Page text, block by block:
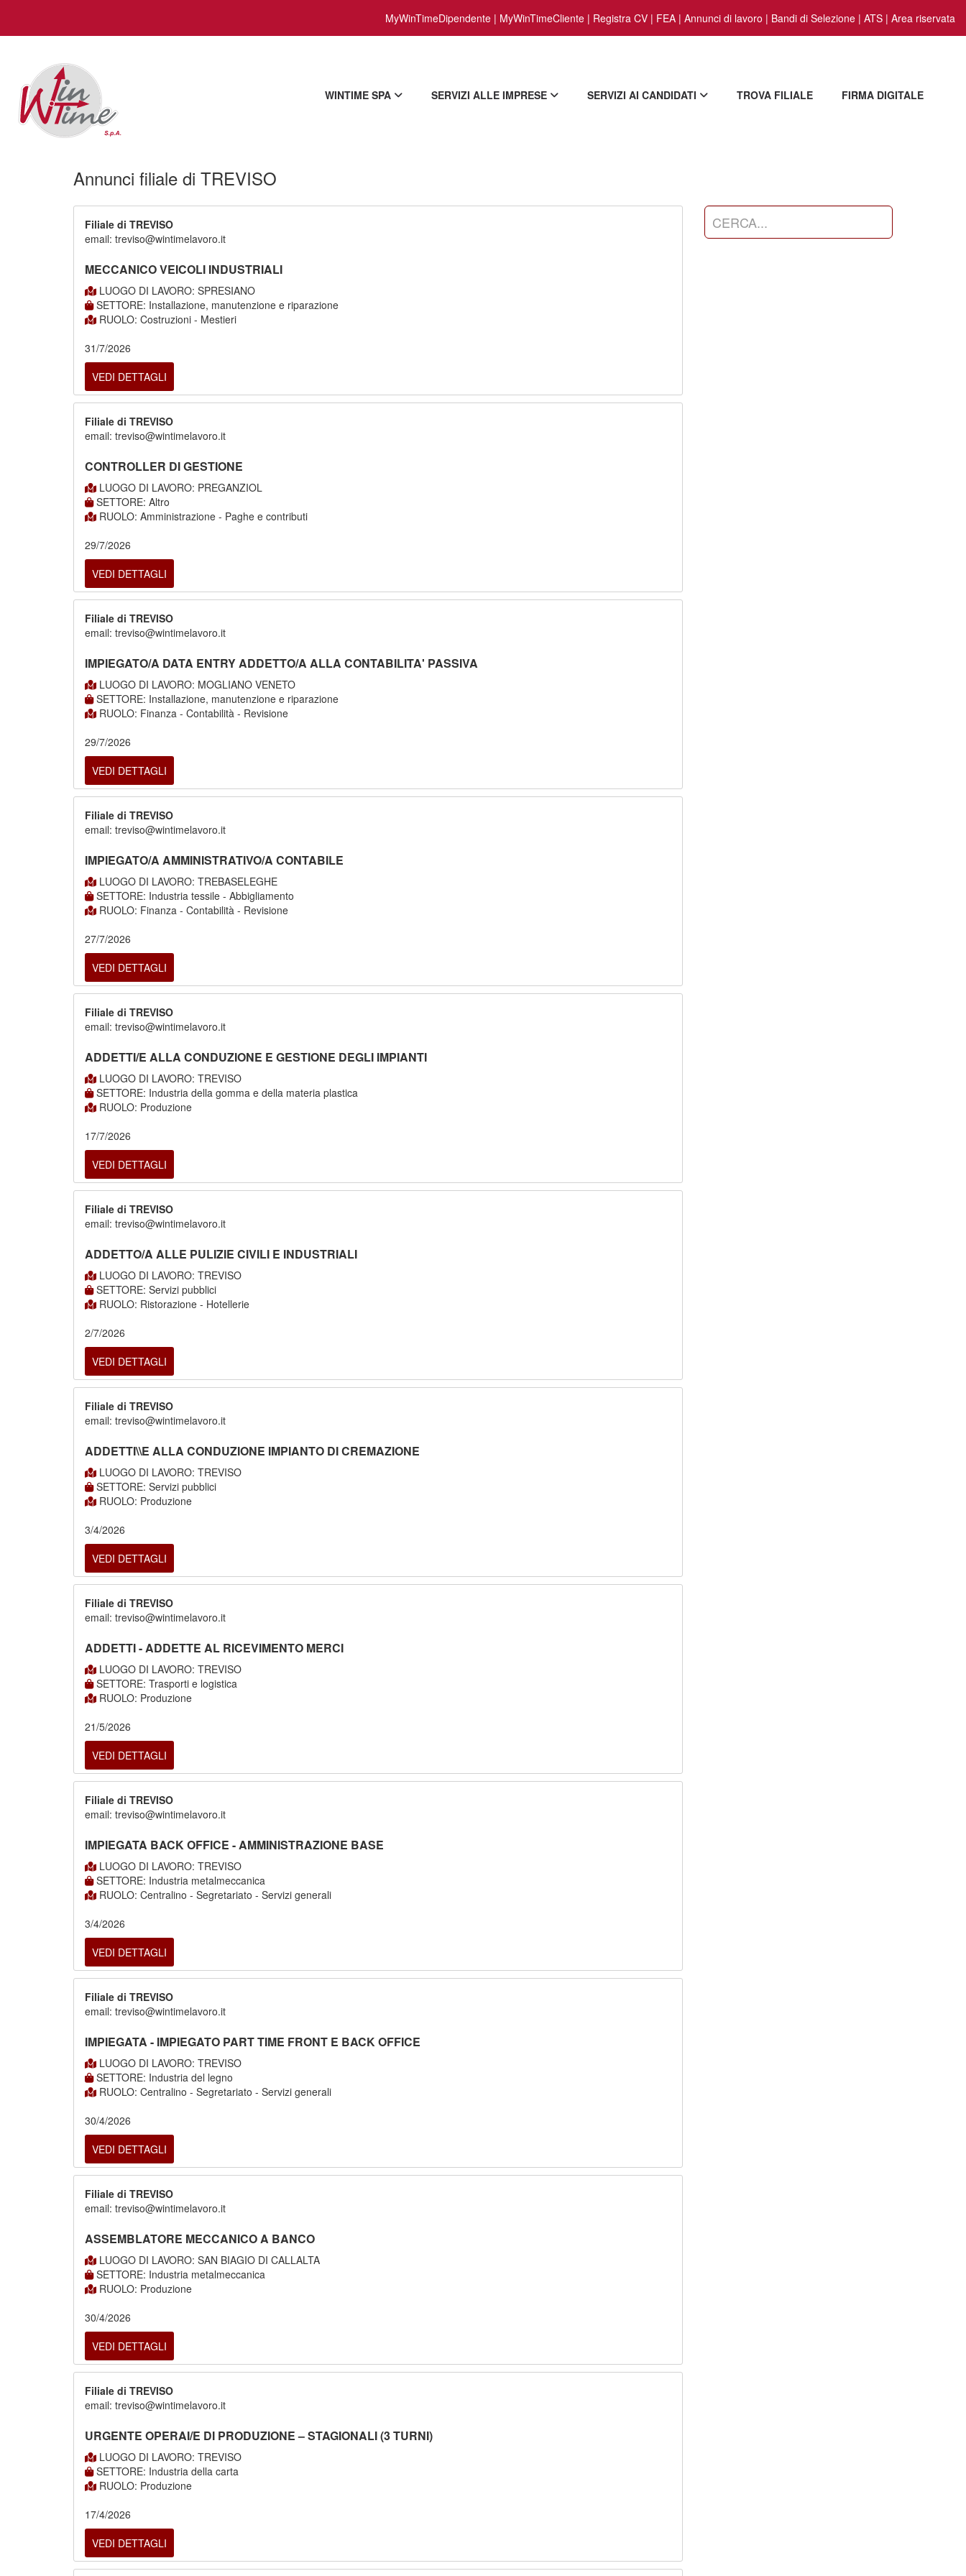
MyWinTimeDipendente | MyWinTimeCliente | Registra CV | FEA | Annunci di lavoro | Bandi di Selezione | ATS | Area riservata
WINTIME SPA SERVIZI ALLE IMPRESE SERVIZI AI CANDIDATI TROVA FILIALE FIRMA DIGITALE
Annunci filiale di TREVISO
Filiale di TREVISO
email: treviso@wintimelavoro.it
MECCANICO VEICOLI INDUSTRIALI
LUOGO DI LAVORO: SPRESIANO
SETTORE: Installazione, manutenzione e riparazione
RUOLO: Costruzioni - Mestieri
31/7/2026
VEDI DETTAGLI
Filiale di TREVISO
email: treviso@wintimelavoro.it
CONTROLLER DI GESTIONE
LUOGO DI LAVORO: PREGANZIOL
SETTORE: Altro
RUOLO: Amministrazione - Paghe e contributi
29/7/2026
VEDI DETTAGLI
Filiale di TREVISO
email: treviso@wintimelavoro.it
IMPIEGATO/A DATA ENTRY ADDETTO/A ALLA CONTABILITA' PASSIVA
LUOGO DI LAVORO: MOGLIANO VENETO
SETTORE: Installazione, manutenzione e riparazione
RUOLO: Finanza - Contabilità - Revisione
29/7/2026
VEDI DETTAGLI
Filiale di TREVISO
email: treviso@wintimelavoro.it
IMPIEGATO/A AMMINISTRATIVO/A CONTABILE
LUOGO DI LAVORO: TREBASELEGHE
SETTORE: Industria tessile - Abbigliamento
RUOLO: Finanza - Contabilità - Revisione
27/7/2026
VEDI DETTAGLI
Filiale di TREVISO
email: treviso@wintimelavoro.it
ADDETTI/E ALLA CONDUZIONE E GESTIONE DEGLI IMPIANTI
LUOGO DI LAVORO: TREVISO
SETTORE: Industria della gomma e della materia plastica
RUOLO: Produzione
17/7/2026
VEDI DETTAGLI
Filiale di TREVISO
email: treviso@wintimelavoro.it
ADDETTO/A ALLE PULIZIE CIVILI E INDUSTRIALI
LUOGO DI LAVORO: TREVISO
SETTORE: Servizi pubblici
RUOLO: Ristorazione - Hotellerie
2/7/2026
VEDI DETTAGLI
Filiale di TREVISO
email: treviso@wintimelavoro.it
ADDETTI\\E ALLA CONDUZIONE IMPIANTO DI CREMAZIONE
LUOGO DI LAVORO: TREVISO
SETTORE: Servizi pubblici
RUOLO: Produzione
3/4/2026
VEDI DETTAGLI
Filiale di TREVISO
email: treviso@wintimelavoro.it
ADDETTI - ADDETTE AL RICEVIMENTO MERCI
LUOGO DI LAVORO: TREVISO
SETTORE: Trasporti e logistica
RUOLO: Produzione
21/5/2026
VEDI DETTAGLI
Filiale di TREVISO
email: treviso@wintimelavoro.it
IMPIEGATA BACK OFFICE - AMMINISTRAZIONE BASE
LUOGO DI LAVORO: TREVISO
SETTORE: Industria metalmeccanica
RUOLO: Centralino - Segretariato - Servizi generali
3/4/2026
VEDI DETTAGLI
Filiale di TREVISO
email: treviso@wintimelavoro.it
IMPIEGATA - IMPIEGATO PART TIME FRONT E BACK OFFICE
LUOGO DI LAVORO: TREVISO
SETTORE: Industria del legno
RUOLO: Centralino - Segretariato - Servizi generali
30/4/2026
VEDI DETTAGLI
Filiale di TREVISO
email: treviso@wintimelavoro.it
ASSEMBLATORE MECCANICO A BANCO
LUOGO DI LAVORO: SAN BIAGIO DI CALLALTA
SETTORE: Industria metalmeccanica
RUOLO: Produzione
30/4/2026
VEDI DETTAGLI
Filiale di TREVISO
email: treviso@wintimelavoro.it
URGENTE OPERAI/E DI PRODUZIONE – STAGIONALI (3 TURNI)
LUOGO DI LAVORO: TREVISO
SETTORE: Industria della carta
RUOLO: Produzione
17/4/2026
VEDI DETTAGLI